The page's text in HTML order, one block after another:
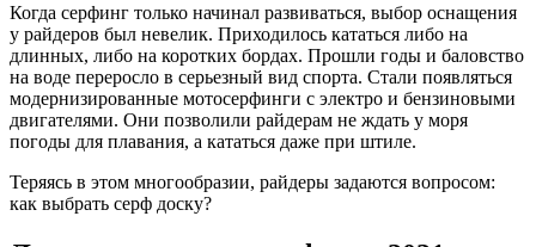
Когда серфинг только начинал развиваться, выбор оснащения
у райдеров был невелик. Приходилось кататься либо на
длинных, либо на коротких бордах. Прошли годы и баловство
на воде переросло в серьезный вид спорта. Стали появляться
модернизированные мотосерфинги с электро и бензиновыми
двигателями. Они позволили райдерам не ждать у моря
погоды для плавания, а кататься даже при штиле.
Теряясь в этом многообразии, райдеры задаются вопросом:
как выбрать серф доску?